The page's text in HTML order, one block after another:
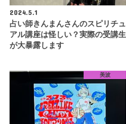
2024.5.1
占い師きんまんさんのスピリチュ
アル講座は怪しい？実際の受講生
が大暴露します
美波